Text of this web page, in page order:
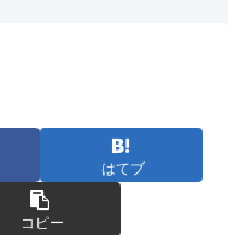
はてブ
コピー